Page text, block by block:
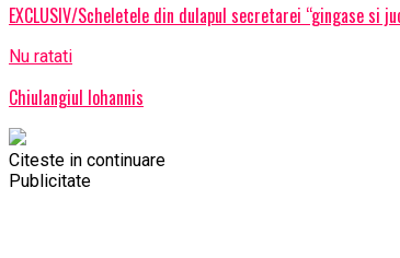
EXCLUSIV/Scheletele din dulapul secretarei “gingase
Nu ratati
Chiulangiul Iohannis
Citeste in continuare
Publicitate